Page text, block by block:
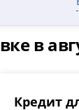
в
Кредит